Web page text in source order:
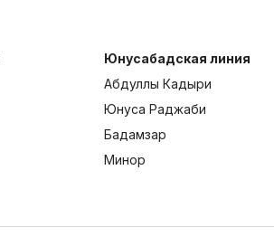
Юнусабадская линия
Абдуллы Кадыри
Юнуса Раджаби
Бадамзар
Минор